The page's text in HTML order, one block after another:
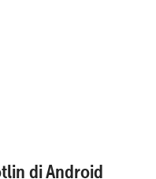
di Android